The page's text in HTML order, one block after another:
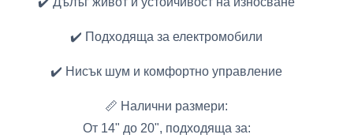
✔️ Подходяща за електромобили
✔️ Нисък шум и комфортно управление
📏 Налични размери:
От 14" до 20", подходяща за: